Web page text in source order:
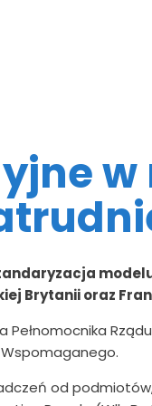
Brytanii oraz
od